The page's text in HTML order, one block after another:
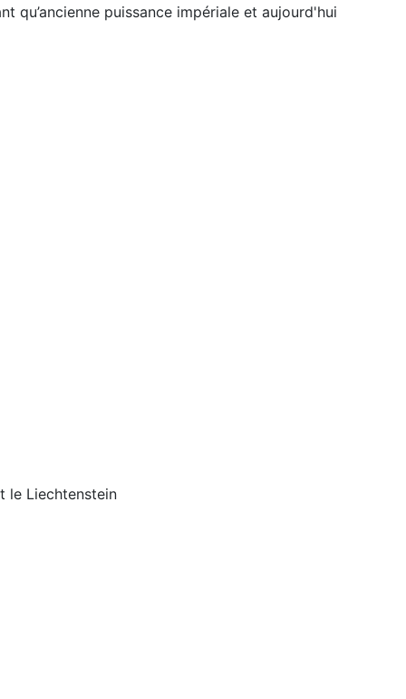
qu’ancienne puissance impériale et aujourd'hui
le Liechtenstein